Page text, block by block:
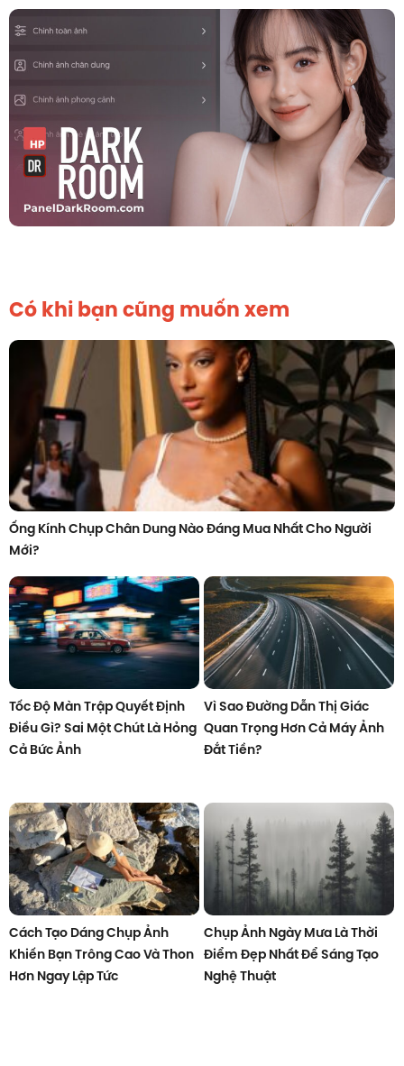
Có khi bạn cũng muốn xem
Ống Kính Chụp Chân Dung Nào Đáng Mua Nhất Cho Người
Mới?
Tốc Độ Màn Trập Quyết Định
Điều Gì? Sai Một Chút Là Hỏng
Cả Bức Ảnh
Vì Sao Đường Dẫn Thị Giác
Quan Trọng Hơn Cả Máy Ảnh
Đắt Tiền?
Cách Tạo Dáng Chụp Ảnh
Khiến Bạn Trông Cao Và Thon
Hơn Ngay Lập Tức
Chụp Ảnh Ngày Mưa Là Thời
Điểm Đẹp Nhất Để Sáng Tạo
Nghệ Thuật